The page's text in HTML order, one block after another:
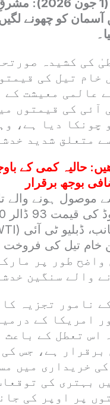
کی کشیدہ
خام تیل کی
عالمی معیشت
آئی کی قیمتوں
چونکا دیا ہے،
متعلق شدید
حالیہ کمی کے
بوجھ برقرار
موصول ہونے والے
واضح طور پر
والے سنگین
نامور تجزیہ
امریکا کے
اس تعطل کے
برقرار ہے، جس
خریداری میں
بہتری کی
پر اوپر کی